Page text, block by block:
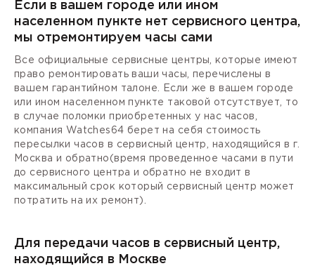
Если в вашем городе или ином
населенном пункте нет сервисного центра,
мы отремонтируем часы сами
Все официальные сервисные центры, которые имеют
право ремонтировать ваши часы, перечислены в
вашем гарантийном талоне. Если же в вашем городе
или ином населенном пункте таковой отсутствует, то
в случае поломки приобретенных у нас часов,
компания Watches64 берет на себя стоимость
пересылки часов в сервисный центр, находящийся в г.
Москва и обратно(время проведенное часами в пути
до сервисного центра и обратно не входит в
максимальный срок который сервисный центр может
потратить на их ремонт).
Для передачи часов в сервисный центр,
находящийся в Москве